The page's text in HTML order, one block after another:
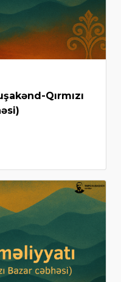
Qırmızı